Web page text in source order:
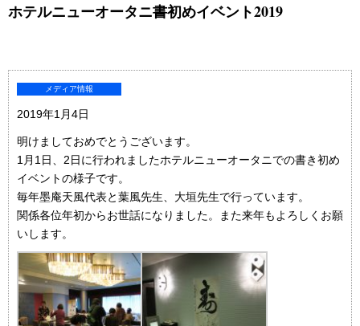
ホテルニューオータニ書初めイベント2019
メディア情報
2019年1月4日
明けましておめでとうございます。
1月1日、2日に行われましたホテルニューオータニでの書き初め
イベントの様子です。
毎年墨庵天風代表と葉風先生、大垣先生で行っています。
関係各位年初からお世話になりました。また来年もよろしくお願
いします。